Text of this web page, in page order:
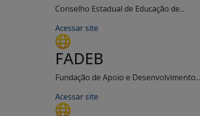
Conselho Estadual de Educação de...
Acessar site
FADEB
Fundação de Apoio e Desenvolvimento...
Acessar site